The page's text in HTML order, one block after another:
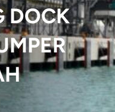
DOCK